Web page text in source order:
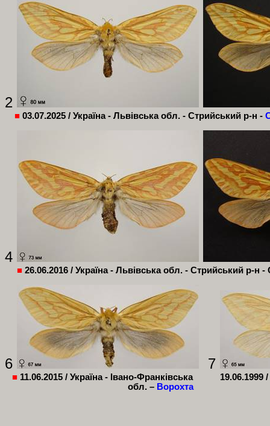
2
■ 03.07.2025 / Україна - Львівська обл. - Стрийський р-н -
4
■ 26.06.2016 / Україна - Львівська обл. - Стрийський р-н -
6
■ 11.06.2015 / Україна - Івано-Франківська
обл. – Ворохта
7
19.06.1999 /